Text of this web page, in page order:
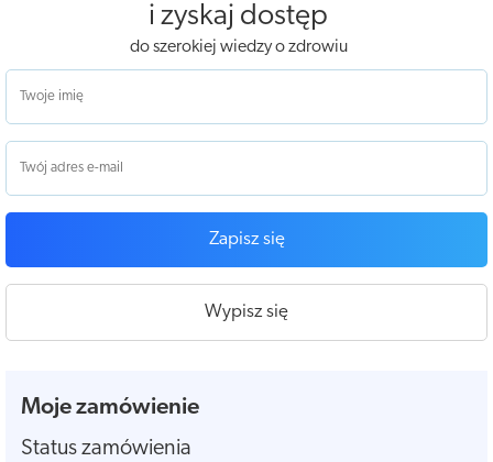
i zyskaj dostęp
do szerokiej wiedzy o zdrowiu
Zapisz się
Wypisz się
Moje zamówienie
Status zamówienia